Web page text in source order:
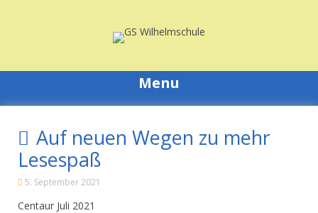
Menu
Auf neuen Wegen zu mehr
Lesespaß
5. September 2021
Centaur Juli 2021